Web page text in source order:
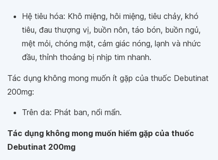
Hệ tiêu hóa: Khô miệng, hôi miệng, tiêu chảy, khó
tiêu, đau thượng vị, buồn nôn, táo bón, buồn ngủ,
mệt mỏi, chóng mặt, cảm giác nóng, lạnh và nhức
đầu, thỉnh thoảng bị nhịp tim nhanh.
Tác dụng không mong muốn ít gặp của thuốc Debutinat
200mg:
Trên da: Phát ban, nổi mẩn.
Tác dụng không mong muốn hiếm gặp của thuốc
Debutinat 200mg